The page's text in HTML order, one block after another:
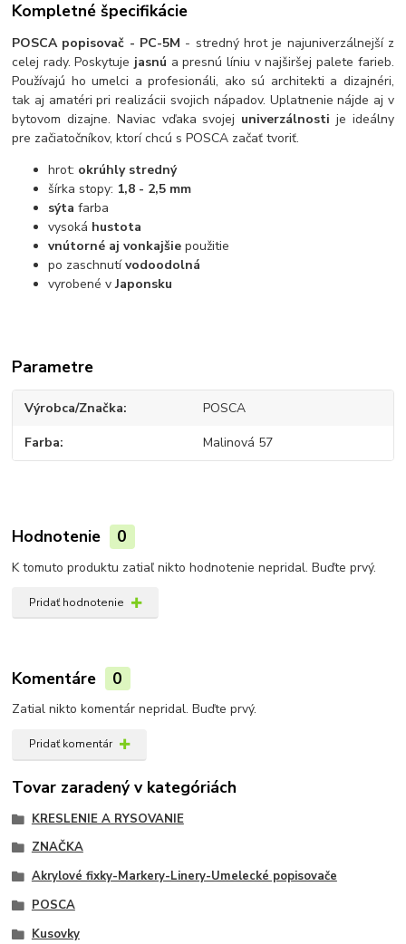
Kompletné špecifikácie
POSCA popisovač - PC-5M - stredný hrot je najuniverzálnejší z
celej rady. Poskytuje jasnú a presnú líniu v najširšej palete farieb.
Používajú ho umelci a profesionáli, ako sú architekti a dizajnéri,
tak aj amatéri pri realizácii svojich nápadov. Uplatnenie nájde aj v
bytovom dizajne. Naviac vďaka svojej univerzálnosti je ideálny
pre začiatočníkov, ktorí chcú s POSCA začať tvoriť.
hrot: okrúhly stredný
šírka stopy: 1,8 - 2,5 mm
sýtafarba
vysoká hustota
vnútorné aj vonkajšie použitie
po zaschnutívodoodolná
vyrobené vJaponsku
Parametre
Výrobca/Značka POSCA
Farba Malinová 57
Hodnotenie 0
K tomuto produktu zatiaľ nikto hodnotenie nepridal. Buďte prvý.
Pridať hodnotenie
Komentáre 0
Zatial nikto komentár nepridal. Buďte prvý.
Pridať komentár
Tovar zaradený v kategóriách
KRESLENIE A RYSOVANIE
ZNAČKA
Akrylové fixky-Markery-Linery-Umelecké popisovače
POSCA
Kusovky